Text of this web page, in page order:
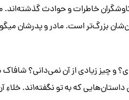
خاطرات و حوادث
بزرگ‌تر است. مادر و پدرشان
و چیز زیادی از آن نمی‌دانی؟
که به تونگفته‌اند. خلاءِ